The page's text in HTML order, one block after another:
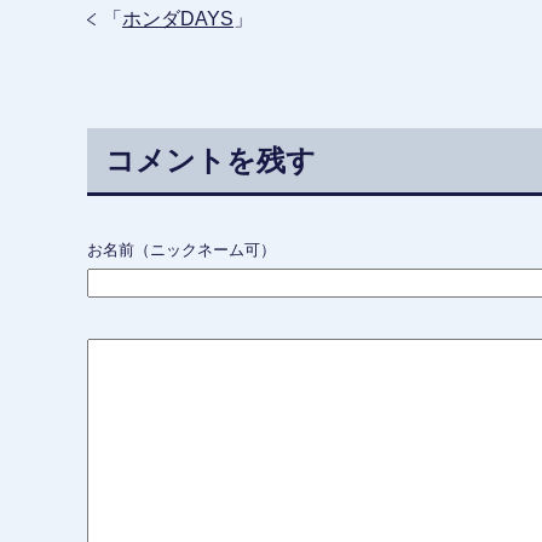
「 ホンダDAYS 」
コメントを残す
お名前（ニックネーム可）